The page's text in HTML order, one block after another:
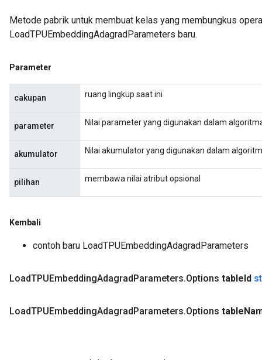
Metode pabrik untuk membuat kelas yang membungkus
LoadTPUEmbeddingAdagradParameters baru.
Parameter
cakupan ruang lingkup saat ini
parameter Nilai parameter yang digunakan dalam
akumulator Nilai akumulator yang digunakan dalam
pilihan membawa nilai atribut opsional
Kembali
contoh baru LoadTPUEmbeddingAdagradParameters
LoadTPUEmbeddingAdagradParameters.Options tableId
LoadTPUEmbeddingAdagradParameters.Options table